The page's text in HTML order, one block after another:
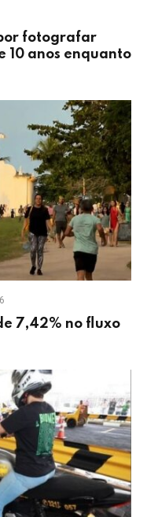
fotografar
10 anos enquanto
7,42% no fluxo